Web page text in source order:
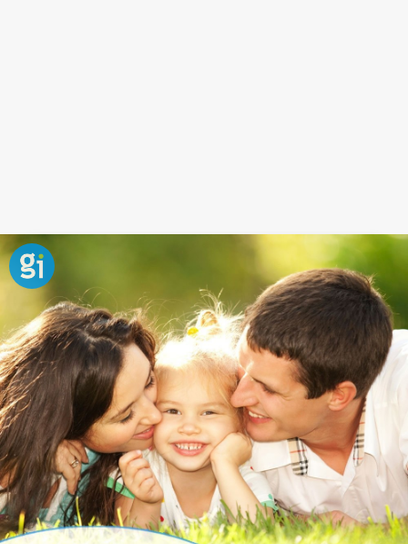
Frase de generosidad y felicidad
Estar aislados nos impide ser realmente felices, y es
importante transmitir a los niños el valor de la
solidaridad. Vivimos en sociedad y los niños deben
aprender a relacionarse con los miembros de la
familia,compañeros del colegio, amigos del
parque...junto a ellos seremos más felices.